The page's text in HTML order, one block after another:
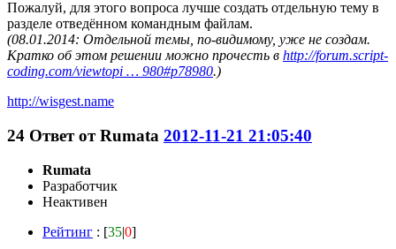
Пожалуй, для этого вопроса лучше создать отдельную тему в
разделе отведённом командным файлам.
(08.01.2014: Отдельной темы, по-видимому, уже не создам.
Кратко об этом решении можно прочесть в http://forum.script-
coding.com/viewtopi … 980#p78980.)
http://wisgest.name
24 Ответ отRumata 2012-11-21 21:05:40
Rumata
Разработчик
Неактивен
Рейтинг : [35|0]